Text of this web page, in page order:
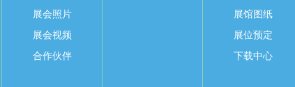
展会照片
展会视频
合作伙伴
展馆图纸
展位预定
下载中心